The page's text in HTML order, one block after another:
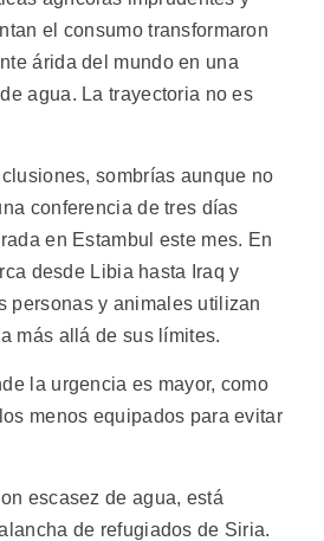
el consumo transformaron
árida del mundo en una
agua. La trayectoria no es
sombrías aunque no
conferencia de tres días
en Estambul este mes. En
desde Libia hasta Iraq y
personas y animales utilizan
más allá de sus límites.
la urgencia es mayor, como
menos equipados para evitar
escasez de agua, está
de refugiados de Siria.